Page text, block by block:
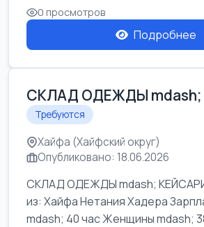
0 просмотров
Подробнее
СКЛАД ОДЕЖДЫ mdash;
Требуются
Хайфа (Хайфский округ)
Опубликовано: 18.06.2026
СКЛАД ОДЕЖДЫ mdash;
из: Хайфа Нетания Хадера
mdash; 40 час Женщины mdash;